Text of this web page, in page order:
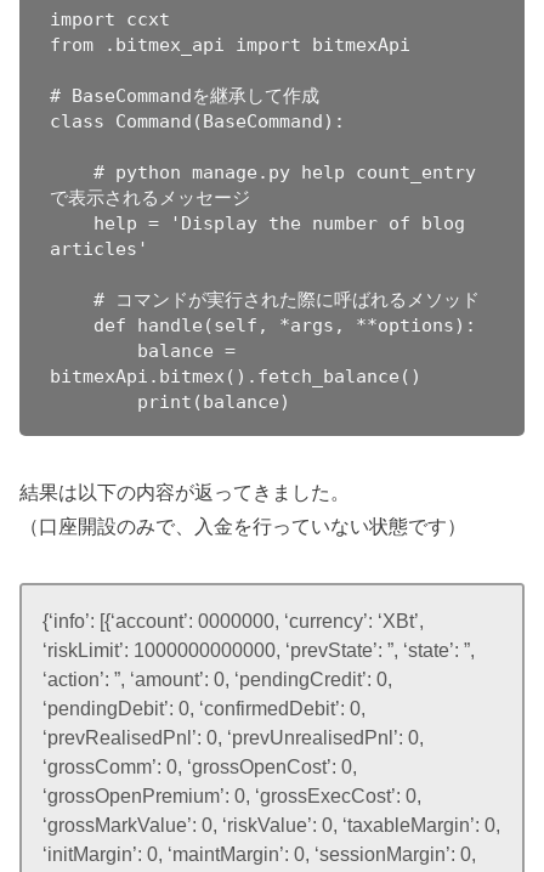
import ccxt
from .bitmex_api import bitmexApi
# BaseCommandを継承して作成
class Command(BaseCommand):
    # python manage.py help count_entry
で表示されるメッセージ
articles'
    # コマンドが実行された際に呼ばれるメソッド
bitmexApi.bitmex().fetch_balance()
        print(balance)
結果は以下の内容が返ってきました。
（口座開設のみで、入金を行っていない状態です）
{‘info’: [{‘account’: 0000000, ‘currency’: ‘XBt’,
‘riskLimit’: 1000000000000, ‘prevState’: ”, ‘state’: ”,
‘action’: ”, ‘amount’: 0, ‘pendingCredit’: 0,
‘pendingDebit’: 0, ‘confirmedDebit’: 0,
‘prevRealisedPnl’: 0, ‘prevUnrealisedPnl’: 0,
‘grossComm’: 0, ‘grossOpenCost’: 0,
‘grossOpenPremium’: 0, ‘grossExecCost’: 0,
‘grossMarkValue’: 0, ‘riskValue’: 0, ‘taxableMargin’: 0,
‘initMargin’: 0, ‘maintMargin’: 0, ‘sessionMargin’: 0,